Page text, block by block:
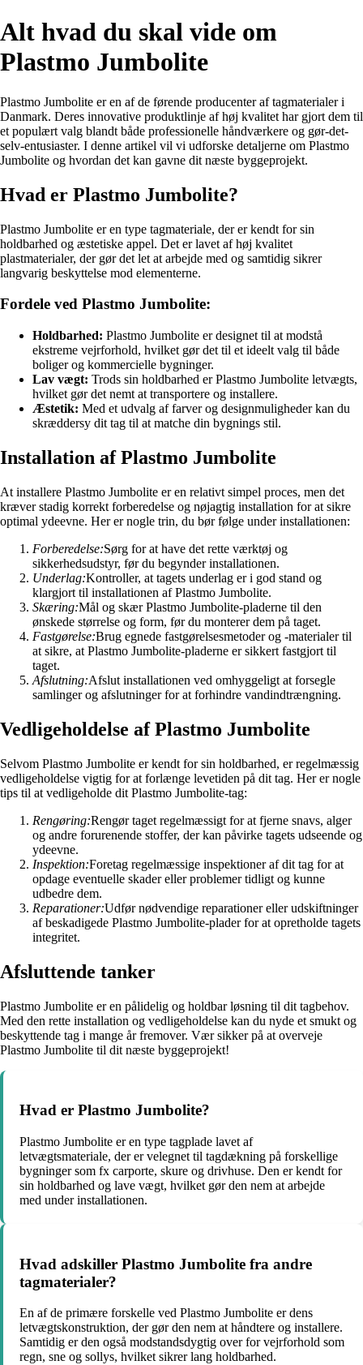
Alt hvad du skal vide om
Plastmo Jumbolite
Plastmo Jumbolite er en af de førende producenter af tagmaterialer i
Danmark. Deres innovative produktlinje af høj kvalitet har gjort dem til
et populært valg blandt både professionelle håndværkere og gør-det-
selv-entusiaster. I denne artikel vil vi udforske detaljerne om Plastmo
Jumbolite og hvordan det kan gavne dit næste byggeprojekt.
Hvad er Plastmo Jumbolite?
Plastmo Jumbolite er en type tagmateriale, der er kendt for sin
holdbarhed og æstetiske appel. Det er lavet af høj kvalitet
plastmaterialer, der gør det let at arbejde med og samtidig sikrer
langvarig beskyttelse mod elementerne.
Fordele ved Plastmo Jumbolite:
Holdbarhed: Plastmo Jumbolite er designet til at modstå
ekstreme vejrforhold, hvilket gør det til et ideelt valg til både
boliger og kommercielle bygninger.
Lav vægt: Trods sin holdbarhed er Plastmo Jumbolite letvægts,
hvilket gør det nemt at transportere og installere.
Æstetik: Med et udvalg af farver og designmuligheder kan du
skræddersy dit tag til at matche din bygnings stil.
Installation af Plastmo Jumbolite
At installere Plastmo Jumbolite er en relativt simpel proces, men det
kræver stadig korrekt forberedelse og nøjagtig installation for at sikre
optimal ydeevne. Her er nogle trin, du bør følge under installationen:
Forberedelse:Sørg for at have det rette værktøj og
sikkerhedsudstyr, før du begynder installationen.
Underlag:Kontroller, at tagets underlag er i god stand og
klargjort til installationen af Plastmo Jumbolite.
Skæring:Mål og skær Plastmo Jumbolite-pladerne til den
ønskede størrelse og form, før du monterer dem på taget.
Fastgørelse:Brug egnede fastgørelsesmetoder og -materialer til
at sikre, at Plastmo Jumbolite-pladerne er sikkert fastgjort til
taget.
Afslutning:Afslut installationen ved omhyggeligt at forsegle
samlinger og afslutninger for at forhindre vandindtrængning.
Vedligeholdelse af Plastmo Jumbolite
Selvom Plastmo Jumbolite er kendt for sin holdbarhed, er regelmæssig
vedligeholdelse vigtig for at forlænge levetiden på dit tag. Her er nogle
tips til at vedligeholde dit Plastmo Jumbolite-tag:
Rengøring:Rengør taget regelmæssigt for at fjerne snavs, alger
og andre forurenende stoffer, der kan påvirke tagets udseende og
ydeevne.
Inspektion:Foretag regelmæssige inspektioner af dit tag for at
opdage eventuelle skader eller problemer tidligt og kunne
udbedre dem.
Reparationer:Udfør nødvendige reparationer eller udskiftninger
af beskadigede Plastmo Jumbolite-plader for at opretholde tagets
integritet.
Afsluttende tanker
Plastmo Jumbolite er en pålidelig og holdbar løsning til dit tagbehov.
Med den rette installation og vedligeholdelse kan du nyde et smukt og
beskyttende tag i mange år fremover. Vær sikker på at overveje
Plastmo Jumbolite til dit næste byggeprojekt!
Hvad er Plastmo Jumbolite?
Plastmo Jumbolite er en type tagplade lavet af
letvægtsmateriale, der er velegnet til tagdækning på forskellige
bygninger som fx carporte, skure og drivhuse. Den er kendt for
sin holdbarhed og lave vægt, hvilket gør den nem at arbejde
med under installationen.
Hvad adskiller Plastmo Jumbolite fra andre
tagmaterialer?
En af de primære forskelle ved Plastmo Jumbolite er dens
letvægtskonstruktion, der gør den nem at håndtere og installere.
Samtidig er den også modstandsdygtig over for vejrforhold som
regn, sne og sollys, hvilket sikrer lang holdbarhed.